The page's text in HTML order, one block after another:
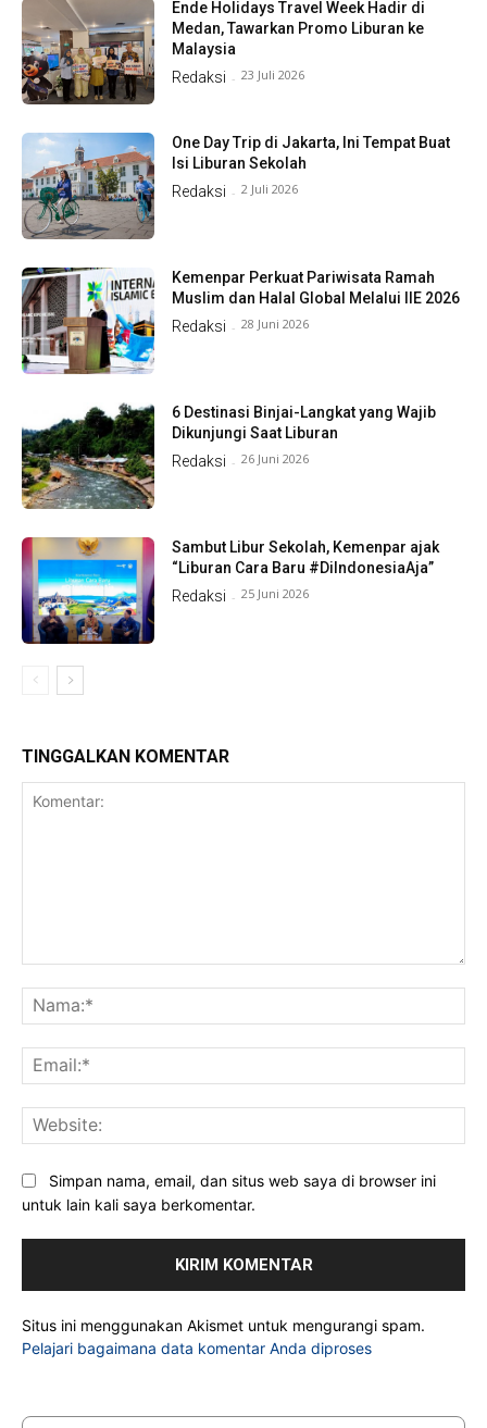
Ende Holidays Travel Week Hadir di
Medan, Tawarkan Promo Liburan ke
Malaysia
Redaksi - 23 Juli 2026
One Day Trip di Jakarta, Ini Tempat Buat
Isi Liburan Sekolah
Redaksi - 2 Juli 2026
Kemenpar Perkuat Pariwisata Ramah
Muslim dan Halal Global Melalui IIE 2026
Redaksi - 28 Juni 2026
6 Destinasi Binjai-Langkat yang Wajib
Dikunjungi Saat Liburan
Redaksi - 26 Juni 2026
Sambut Libur Sekolah, Kemenpar ajak
“Liburan Cara Baru #DiIndonesiaAja”
Redaksi - 25 Juni 2026
TINGGALKAN KOMENTAR
Simpan nama, email, dan situs web saya di browser ini
untuk lain kali saya berkomentar.
Situs ini menggunakan Akismet untuk mengurangi spam.
Pelajari bagaimana data komentar Anda diproses